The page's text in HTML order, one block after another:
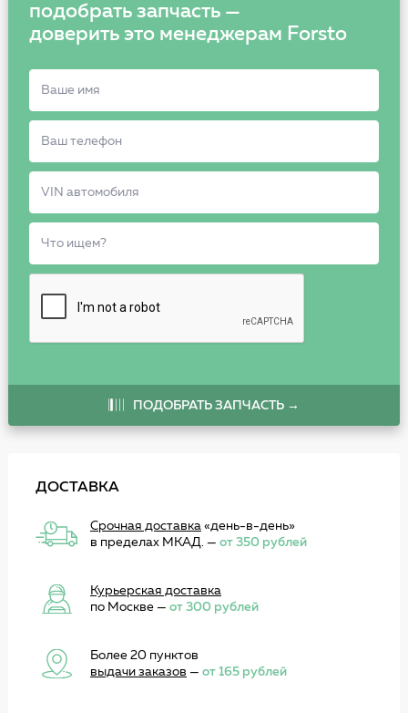
подобрать запчасть —
доверить это менеджерам Forsto
ПОДОБРАТЬ ЗАПЧАСТЬ →
ДОСТАВКА
Срочная доставка«день-в-день»
в пределах МКАД. — от 350 рублей
Курьерская доставка
по Москве — от 300 рублей
Более 20 пунктов
выдачи заказов — от 165 рублей